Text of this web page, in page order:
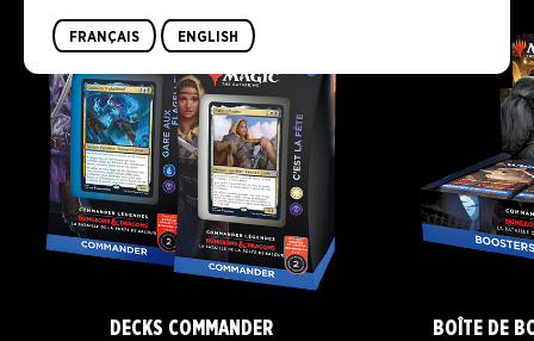
DECKS COMMANDER
BOÎTE DE
FRANÇAIS ENGLISH